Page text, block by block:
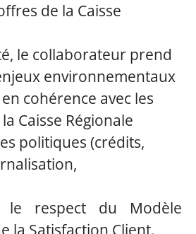
de la Caisse
le collaborateur prend
environnementaux
cohérence avec les
Caisse Régionale
politiques (crédits,
respect du Modèle
la Satisfaction Client.